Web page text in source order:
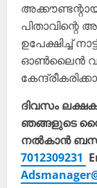
ഉപേക്ഷിച്ച്
ഓൺലൈൻ
ദിവസം
ഞങ്ങളുടെ
നൽകാൻ
7012309231